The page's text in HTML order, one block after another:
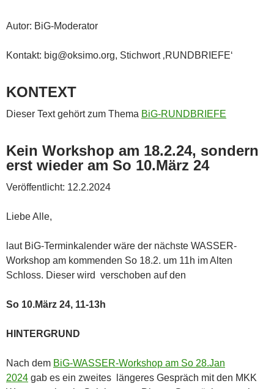
Autor: BiG-Moderator
Kontakt: big@oksimo.org, Stichwort ‚RUNDBRIEFE‘
KONTEXT
Dieser Text gehört zum Thema BiG-RUNDBRIEFE
Kein Workshop am 18.2.24, sondern
erst wieder am So 10.März 24
Veröffentlicht: 12.2.2024
Liebe Alle,
laut BiG-Terminkalender wäre der nächste WASSER-
Workshop am kommenden So 18.2. um 11h im Alten
Schloss. Dieser wird verschoben auf den
So 10.März 24, 11-13h
HINTERGRUND
Nach dem BiG-WASSER-Workshop am So 28.Jan
2024 gab es ein zweites längeres Gespräch mit den MKK